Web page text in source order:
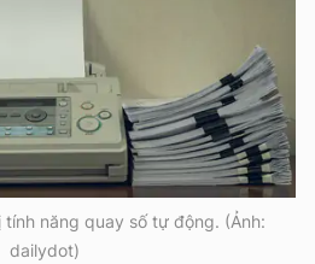
năng quay số tự động. (Ảnh:
dailydot)